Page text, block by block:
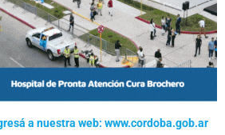
a nuestra web: www.cordoba.gob.ar